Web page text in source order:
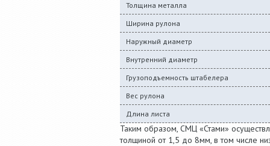
Толщина металла
Ширина рулона
Наружный диаметр
Внутренний диаметр
Грузоподъемность штабелера
Вес рулона
Длина листа
Таким образом, СМЦ «Стами»
толщиной от 1,5 до 8мм, в том числе